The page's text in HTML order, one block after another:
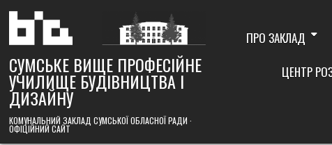
content
СУМСЬКЕ ВИЩЕ ПРОФЕСІЙНЕ
УЧИЛИЩЕ БУДІВНИЦТВА І
ДИЗАЙНУ
КОМУНАЛЬНИЙ ЗАКЛАД СУМСЬКОЇ ОБЛАСНОЇ РАДИ ·
ОФІЦІЙНИЙ САЙТ
ПРО ЗАКЛАД
ЦЕНТР